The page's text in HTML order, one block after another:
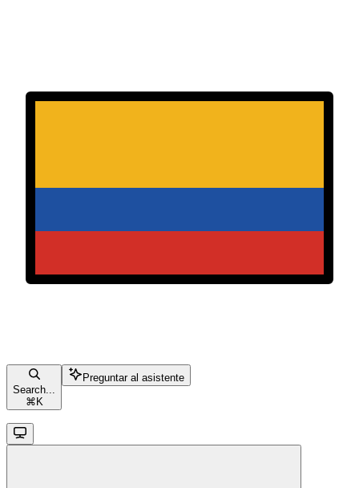
Search...
⌘ K
Preguntar al asistente